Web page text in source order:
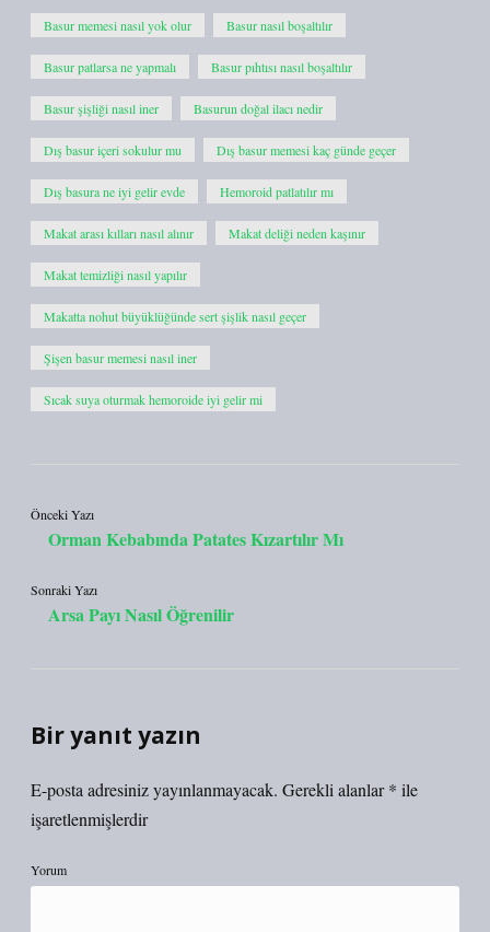
Basur memesi nasıl yok olur Basur nasıl boşaltılır
Basur patlarsa ne yapmalı Basur pıhtısı nasıl boşaltılır
Basur şişliği nasıl iner Basurun doğal ilacı nedir
Dış basur içeri sokulur mu Dış basur memesi kaç günde geçer
Dış basura ne iyi gelir evde Hemoroid patlatılır mı
Makat arası kılları nasıl alınır Makat deliği neden kaşınır
Makat temizliği nasıl yapılır
Makatta nohut büyüklüğünde sert şişlik nasıl geçer
Şişen basur memesi nasıl iner
Sıcak suya oturmak hemoroide iyi gelir mi
Önceki Yazı
Orman Kebabında Patates Kızartılır Mı
Sonraki Yazı
Arsa Payı Nasıl Öğrenilir
Bir yanıt yazın
E-posta adresiniz yayınlanmayacak. Gerekli alanlar* ile
işaretlenmişlerdir
Yorum